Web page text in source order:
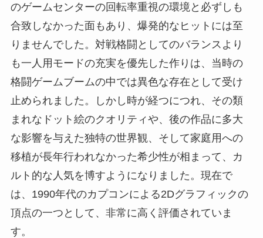
のゲームセンターの回転率重視の環境と必ずしも
合致しなかった面もあり、爆発的なヒットには至
りませんでした。対戦格闘としてのバランスより
も一人用モードの充実を優先した作りは、当時の
格闘ゲームブームの中では異色な存在として受け
止められました。しかし時が経つにつれ、その類
まれなドット絵のクオリティや、後の作品に多大
な影響を与えた独特の世界観、そして家庭用への
移植が長年行われなかった希少性が相まって、カ
ルト的な人気を博すようになりました。現在で
は、1990年代のカプコンによる2Dグラフィックの
頂点の一つとして、非常に高く評価されていま
す。